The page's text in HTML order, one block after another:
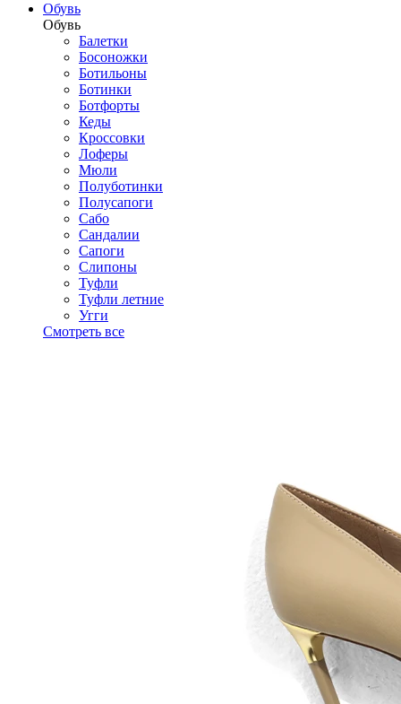
Обувь
Обувь
Балетки
Босоножки
Ботильоны
Ботинки
Ботфорты
Кеды
Кроссовки
Лоферы
Мюли
Полуботинки
Полусапоги
Сабо
Сандалии
Сапоги
Слипоны
Туфли
Туфли летние
Угги
Смотреть все